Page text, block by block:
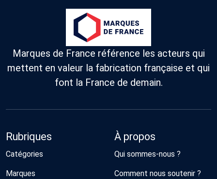
Marques de France référence les acteurs qui
mettent en valeur la fabrication française et qui
font la France de demain.
Rubriques
Catégories
Marques
À propos
Qui sommes-nous ?
Comment nous soutenir ?